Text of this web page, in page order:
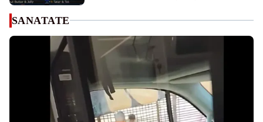
SANATATE